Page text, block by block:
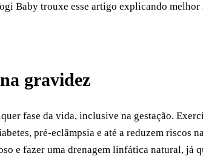
Baby trouxe esse artigo explicando melhor
gravidez
fase da vida, inclusive na gestação.
pré-eclâmpsia e até a reduzem riscos
e fazer uma drenagem linfática natural, já